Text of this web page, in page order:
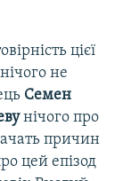
цієї
не
Семен
нічого про
причин
цей епізод